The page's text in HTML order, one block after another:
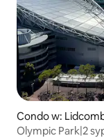
Condo w:
Olympic Park|2